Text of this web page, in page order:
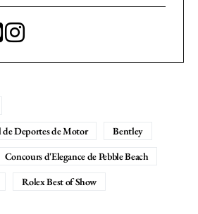
Deportes de Motor
Bentley
Concours d'Elegance de Pebble Beach
Rolex Best of Show